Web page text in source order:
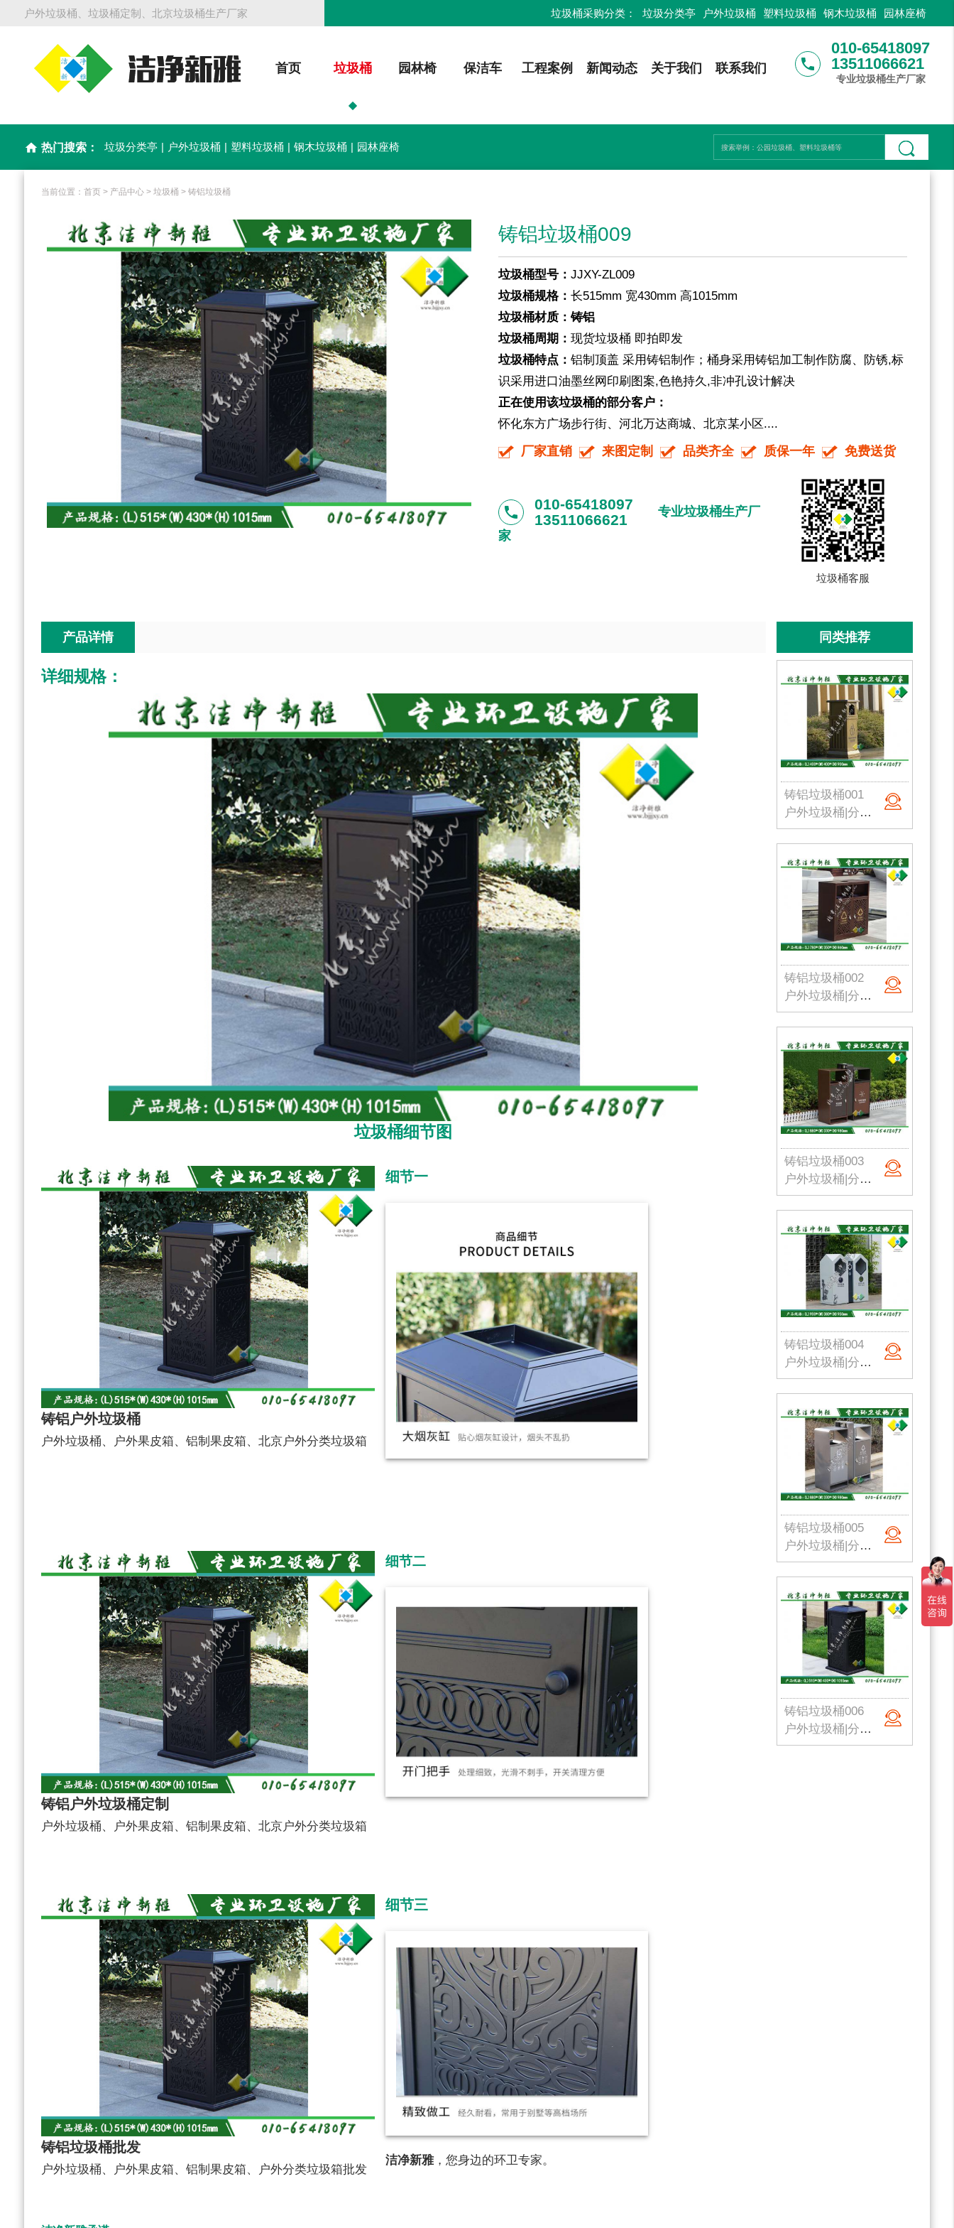
户外垃圾桶、垃圾桶定制、北京垃圾桶生产厂家 垃圾桶采购分类： 垃圾分类亭 户外垃圾桶 塑料垃圾桶 钢木垃圾桶 园林座椅
首页 垃圾桶 园林椅 保洁车 工程案例 新闻动态 关于我们 联系我们 phone
010-65418097
13511066621
专业垃圾桶生产厂家
home 热门搜索： 垃圾分类亭 | 户外垃圾桶 | 塑料垃圾桶 | 钢木垃圾桶 | 园林座椅
当前位置：首页 > 产品中心 >垃圾桶 >铸铝垃圾桶
铸铝垃圾桶009
垃圾桶型号： JJXY-ZL009
垃圾桶规格： 长515mm 宽430mm 高1015mm
垃圾桶材质：铸铝
垃圾桶周期： 现货垃圾桶 即拍即发
垃圾桶特点： 铝制顶盖 采用铸铝制作；桶身采用铸铝加工制作防腐、防锈,标
识采用进口油墨丝网印刷图案,色艳持久,非冲孔设计解决
正在使用该垃圾桶的部分客户：
怀化东方广场步行街、河北万达商城、北京某小区....
厂家直销 来图定制 品类齐全 质保一年 免费送货
phone
010-65418097
13511066621
专业垃圾桶生产厂
家
垃圾桶客服
产品详情
详细规格：
垃圾桶细节图
铸铝户外垃圾桶
户外垃圾桶、户外果皮箱、铝制果皮箱、北京户外分类垃圾箱
细节一
铸铝户外垃圾桶定制
户外垃圾桶、户外果皮箱、铝制果皮箱、北京户外分类垃圾箱
细节二
铸铝垃圾桶批发
户外垃圾桶、户外果皮箱、铝制果皮箱、户外分类垃圾箱批发
细节三
洁净新雅，您身边的环卫专家。
同类推荐
铸铝垃圾桶001
户外垃圾桶|分类果皮箱|金属果皮箱|公园垃圾桶|不锈钢垃圾桶|北京洁净新雅
铸铝垃圾桶002
户外垃圾桶|分类果皮箱|金属果皮箱|公园垃圾桶|不锈钢垃圾桶|北京洁净新雅
铸铝垃圾桶003
户外垃圾桶|分类果皮箱|金属果皮箱|公园垃圾桶|不锈钢垃圾桶|北京洁净新雅
铸铝垃圾桶004
户外垃圾桶|分类果皮箱|金属果皮箱|公园垃圾桶|不锈钢垃圾桶|北京洁净新雅
铸铝垃圾桶005
户外垃圾桶|分类果皮箱|金属果皮箱|公园垃圾桶|不锈钢垃圾桶|北京洁净新雅
铸铝垃圾桶006
户外垃圾桶|分类果皮箱|金属果皮箱|公园垃圾桶|不锈钢垃圾桶|北京洁净新雅